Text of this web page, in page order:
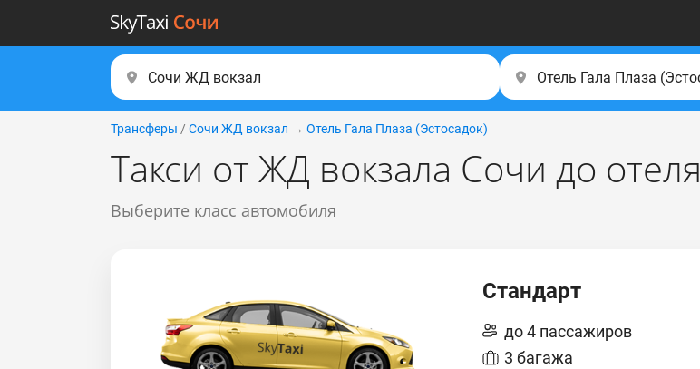
Трансферы / Сочи ЖД вокзал → Отель Гала Плаза (Эстocaдoк)
Такси от ЖД вокзала Сочи до
Выберите класс автомобиля
Стандарт
до 4 пассажиров
3 багажа